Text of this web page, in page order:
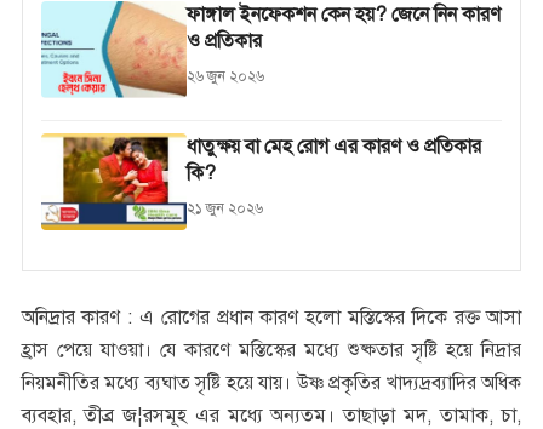
ফাঙ্গাল ইনফেকশন কেন হয়? জেনে নিন কারণ
ও প্রতিকার
২৬ জুন ২০২৬
ধাতুক্ষয় বা মেহ রোগ এর কারণ ও প্রতিকার
কি?
২১ জুন ২০২৬
অনিদ্রার কারণ : এ রোগের প্রধান কারণ হলো মস্তিস্কের দিকে রক্ত আসা
হ্রাস পেয়ে যাওয়া। যে কারণে মস্তিস্কের মধ্যে শুষ্কতার সৃষ্টি হয়ে নিদ্রার
নিয়মনীতির মধ্যে ব্যঘাত সৃষ্টি হয়ে যায়। উষ্ণ প্রকৃতির খাদ্যদ্রব্যাদির অধিক
ব্যবহার, তীব্র জ¦রসমূহ এর মধ্যে অন্যতম। তাছাড়া মদ, তামাক, চা,